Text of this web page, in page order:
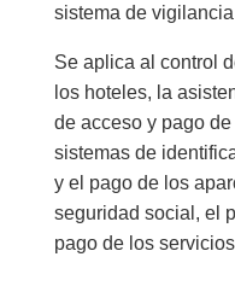
sistema de
Se aplica al control
los hoteles, la
de acceso y pago
sistemas de
y el pago de los
seguridad social, el
pago de los